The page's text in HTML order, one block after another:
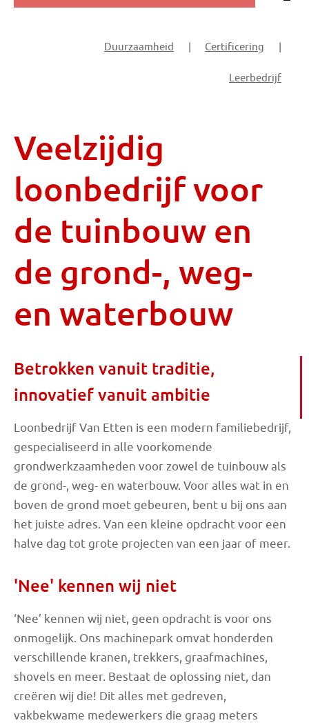
Duurzaamheid | Certificering |
Leerbedrijf
Veelzijdig
loonbedrijf voor
de tuinbouw en
de grond-, weg-
en waterbouw
Betrokken vanuit traditie,
innovatief vanuit ambitie
Loonbedrijf Van Etten is een modern familiebedrijf,
gespecialiseerd in alle voorkomende
grondwerkzaamheden voor zowel de tuinbouw als
de grond-, weg- en waterbouw. Voor alles wat in en
boven de grond moet gebeuren, bent u bij ons aan
het juiste adres. Van een kleine opdracht voor een
halve dag tot grote projecten van een jaar of meer.
'Nee' kennen wij niet
‘Nee’ kennen wij niet, geen opdracht is voor ons
onmogelijk. Ons machinepark omvat honderden
verschillende kranen, trekkers, graafmachines,
shovels en meer. Bestaat de oplossing niet, dan
creëren wij die! Dit alles met gedreven,
vakbekwame medewerkers die graag meters